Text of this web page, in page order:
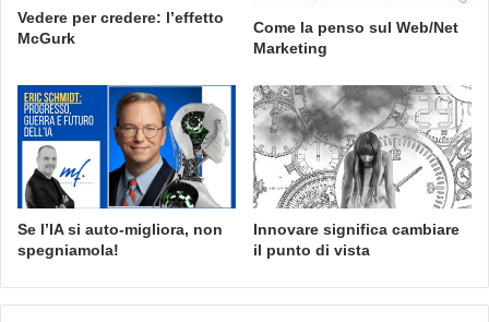
Vedere per credere: l’effetto
McGurk
Come la penso sul Web/Net
Marketing
Se l’IA si auto-migliora, non
spegniamola!
Innovare significa cambiare
il punto di vista